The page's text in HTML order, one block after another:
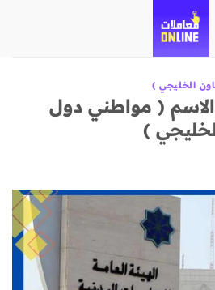
الخليجي )
( مواطني دول
)